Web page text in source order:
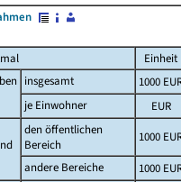
Einheit
insgesamt 1000
je Einwohner
EUR
den öffentlichen
Bereich
1000
andere Bereiche
1000